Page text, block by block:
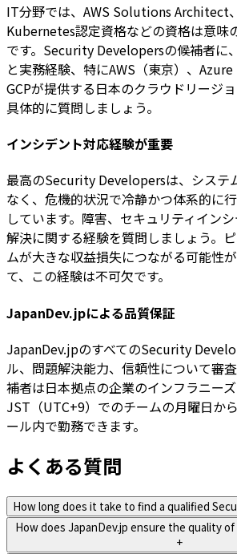
IT分野では、AWS Solutions Architect、
Kubernetes認定資格などの資格は意味
です。Security Developersの候補者に
と実務経験、特にAWS（東京）、Azure
GCPが提供する日本のクラウドリージ
具体的に質問しましょう。
インシデント対応経験が重要
最高のSecurity Developersは、システ
なく、危機的状況で冷静かつ体系的に
しています。障害、セキュリティイン
解決に関する経験を質問しましょう。
ムが大きな収益損失につながる可能性
て、この経験は不可欠です。
JapanDev.jpによる品質保証
JapanDev.jpのすべてのSecurity
ル、問題解決能力、信頼性について審
補者は日本拠点の企業のインフラニーズ
JST（UTC+9）でのチームの月曜日か
ール内で勤務できます。
よくある質問
How long does it take to find a qualified
How does JapanDev.jp ensure the quality
+